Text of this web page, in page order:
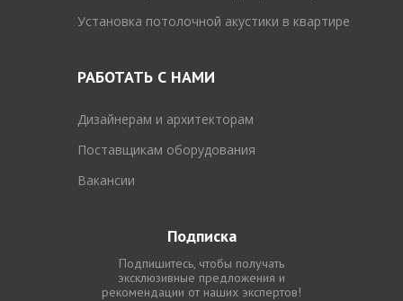
Установка потолочной акустики в квартире
РАБОТАТЬ С НАМИ
Дизайнерам и архитекторам
Поставщикам оборудования
Вакансии
Подписка
Подпишитесь, чтобы получать
эксклюзивные предложения и
рекомендации от наших экспертов!